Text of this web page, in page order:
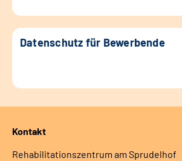
Datenschutz für Bewerbende
Kontakt
Rehabilitationszentrum am Sprudelhof